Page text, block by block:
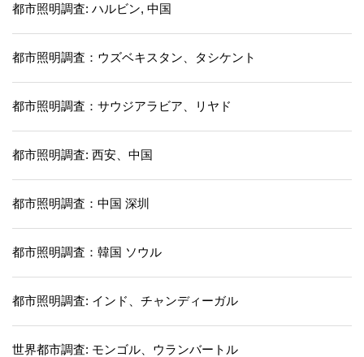
都市照明調査: ハルビン, 中国
都市照明調査：ウズベキスタン、タシケント
都市照明調査：サウジアラビア、リヤド
都市照明調査: 西安、中国
都市照明調査：中国 深圳
都市照明調査：韓国 ソウル
都市照明調査: インド、チャンディーガル
世界都市調査: モンゴル、ウランバートル